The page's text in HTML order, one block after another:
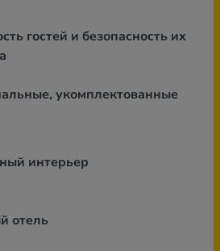
гостей и безопасность их
укомплектованные
интерьер
отель